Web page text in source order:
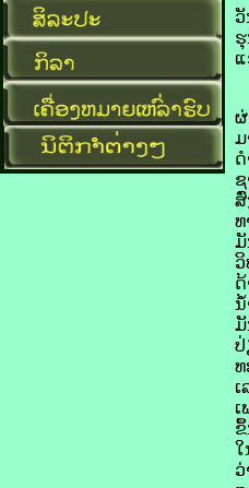
ຜ່
ມ
ສົ່
ທ
ມັ
ວິ
ນ້
ມັ
ປ່
ທ
ໃ
ວ່